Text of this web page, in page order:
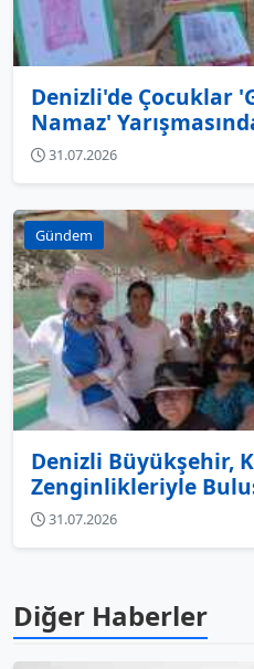
Denizli'de Çocuklar
Namaz'
31.07.2026
Gündem
Denizli Büyükşehir,
Zenginlikleriyle
31.07.2026
Diğer Haberler